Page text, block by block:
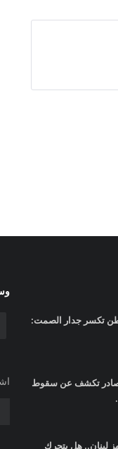
تكسر جدار الصمت:
تكشف عن سقوط
لبنان.. هل يتحرك